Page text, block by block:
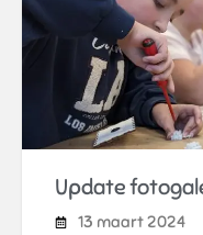
Update
13 maart 2024